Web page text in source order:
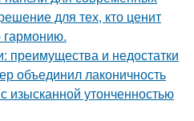
для тех, кто ценит
гармонию.
и недостатки
объединил лаконичность
изысканной утонченностью